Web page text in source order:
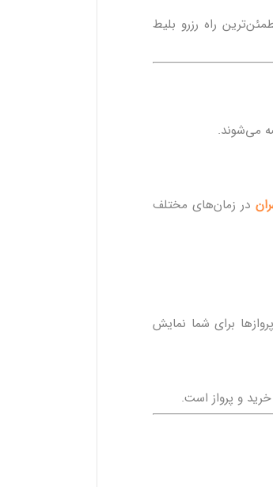
راه رزرو بلیط
در زمان‌های مختلف
برای شما نمایش
و پرواز است.